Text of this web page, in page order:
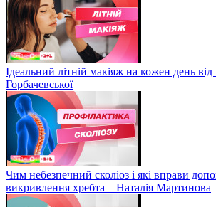
Ідеальний літній макіяж на кожен день від
Горбачевської
Чим небезпечний сколіоз і які вправи
викривлення хребта – Наталія Мартинова